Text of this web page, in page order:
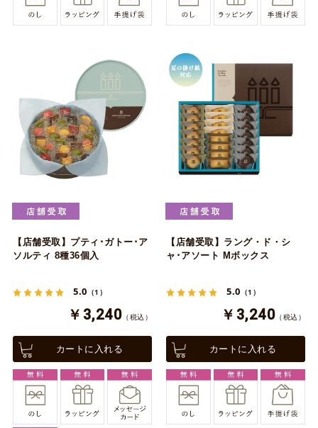
【店舗受取】プティ･ガトー･ア
ソルティ 8種36個入
5.0 （1）
￥3,240 （税込）
カートに入れる
【店舗受取】ラング・ド・シ
ャ･アソート Mボックス
5.0 （1）
￥3,240 （税込）
カートに入れる